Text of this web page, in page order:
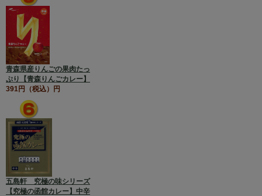
青森県産りんごの果肉たっ
ぷり【青森りんごカレー】
391円（税込）円
五島軒 究極の味シリーズ
【究極の函館カレー】中辛